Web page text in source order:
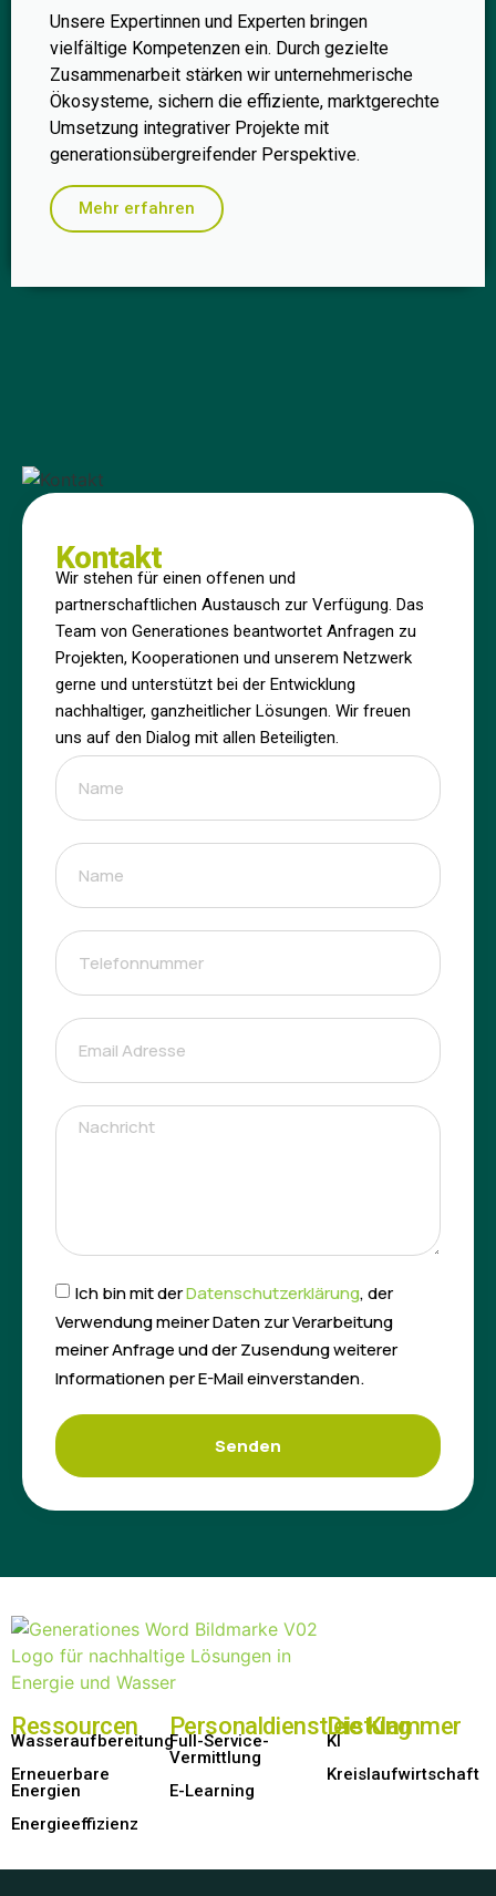
Unsere Expertinnen und Experten bringen
vielfältige Kompetenzen ein. Durch gezielte
Zusammenarbeit stärken wir unternehmerische
Ökosysteme, sichern die effiziente, marktgerechte
Umsetzung integrativer Projekte mit
generationsübergreifender Perspektive.
Mehr erfahren
Kontakt
Wir stehen für einen offenen und
partnerschaftlichen Austausch zur Verfügung. Das
Team von Generationes beantwortet Anfragen zu
Projekten, Kooperationen und unserem Netzwerk
gerne und unterstützt bei der Entwicklung
nachhaltiger, ganzheitlicher Lösungen. Wir freuen
uns auf den Dialog mit allen Beteiligten.
Ich bin mit derDatenschutzerklärung, der
Verwendung meiner Daten zur Verarbeitung
meiner Anfrage und der Zusendung weiterer
Informationen per E-Mail einverstanden.
Senden
Ressourcen
Wasseraufbereitung
Erneuerbare
Energien​
Energieeffizienz
Personaldienstleistung
Full-Service-
Vermittlung
E-Learning
Die Klammer
KI
Kreislaufwirtschaft​